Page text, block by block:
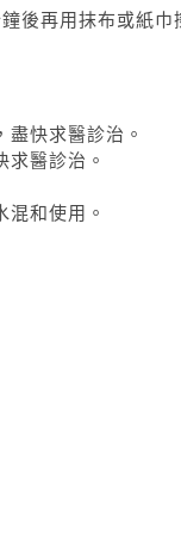
後再用抹布或紙
快求醫診治。
醫診治。
和使用。